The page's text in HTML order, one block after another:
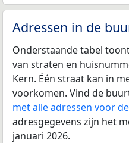
Adressen in de
Onderstaande tabel
van straten en
Kern. Één straat kan in
voorkomen. Vind de
met alle adressen voor
adresgegevens zijn het
januari 2026.